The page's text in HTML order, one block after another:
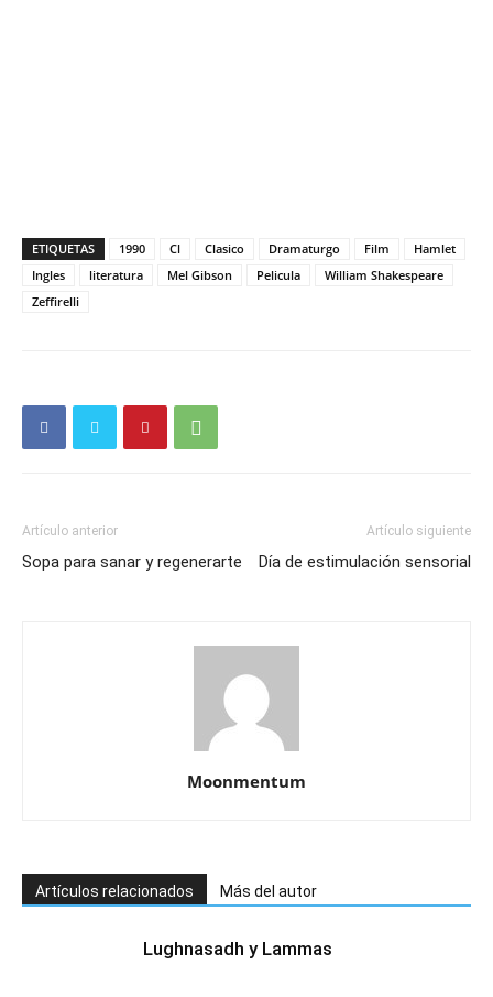
ETIQUETAS 1990 Cl Clasico Dramaturgo Film
Hamlet
Ingles
literatura Mel Gibson Pelicula
William Shakespeare
Zeffirelli
Artículo anterior
Sopa para sanar y regenerarte
Artículo siguiente
Día de estimulación sensorial
Moonmentum
Artículos relacionados Más del autor
Lughnasadh y Lammas